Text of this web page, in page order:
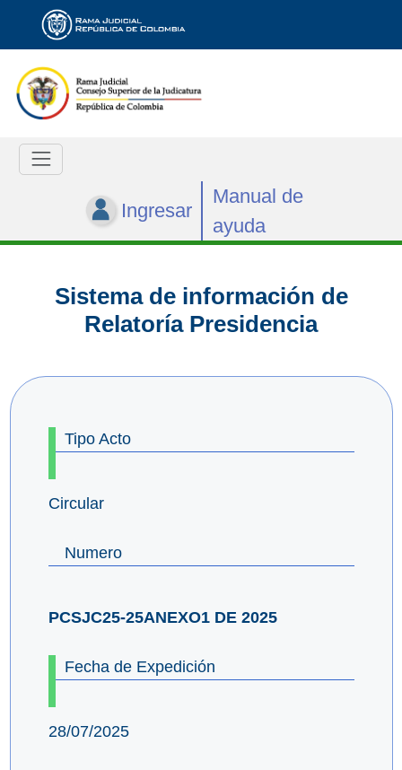
Ingresar
Manual de
ayuda
Sistema de información de
Relatoría Presidencia
Tipo Acto
Circular
Numero
PCSJC25-25ANEXO1 DE 2025
Fecha de Expedición
28/07/2025